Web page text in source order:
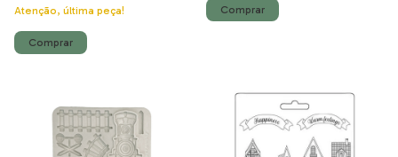
Atenção, última peça!